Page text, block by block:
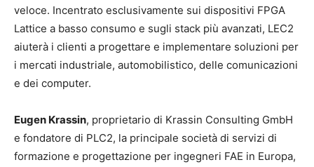
veloce. Incentrato esclusivamente sui dispositivi FPGA
Lattice a basso consumo e sugli stack più avanzati, LEC2
aiuterà i clienti a progettare e implementare soluzioni per
i mercati industriale, automobilistico, delle comunicazioni
e dei computer.
Eugen Krassin, proprietario di Krassin Consulting GmbH
e fondatore di PLC2, la principale società di servizi di
formazione e progettazione per ingegneri FAE in Europa,